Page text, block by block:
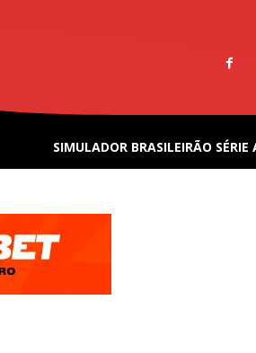
SIMULADOR BRASILEIRÃO SÉRIE